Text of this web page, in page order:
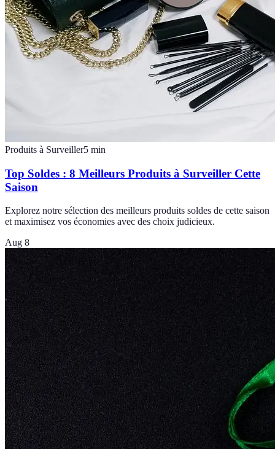
Produits à Surveiller5 min
Top Soldes : 8 Meilleurs Produits à Surveiller Cette
Saison
Explorez notre sélection des meilleurs produits soldes de cette saison
et maximisez vos économies avec des choix judicieux.
Aug 8